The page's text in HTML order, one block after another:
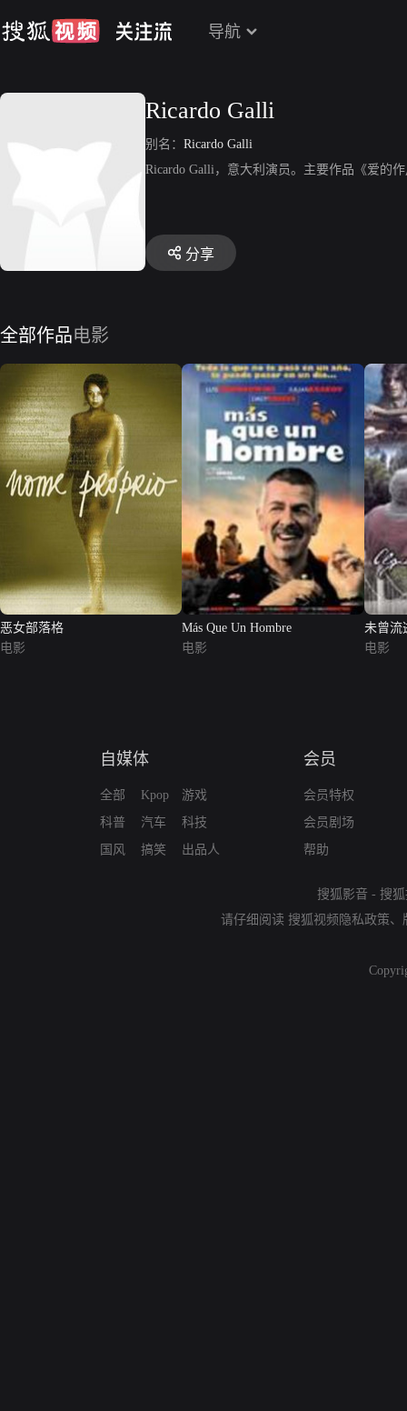
导航
Ricardo Galli
别名： Ricardo Galli
Ricardo Galli，意大利演员。主要作品《爱的
分享
全部作品电影
恶女部落格
电影
Más Que Un Hombre
电影
未曾流
电影
自媒体
全部
科普
国风
Kpop
汽车
搞笑
游戏
科技
出品人
会员
会员特权
会员剧场
帮助
搜狐影音 - 搜
请仔细阅读 搜狐视频隐私政策、